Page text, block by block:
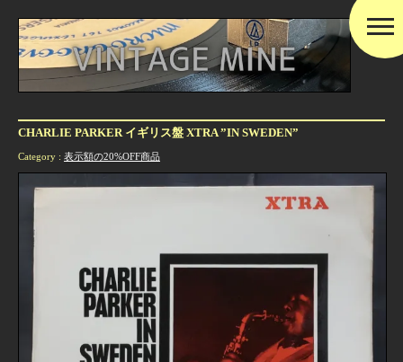
CHARLIE PARKER イギリス盤 XTRA ”IN SWEDEN”
Category : 表示額の20%OFF商品